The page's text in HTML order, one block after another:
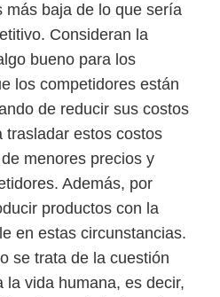
más baja de lo que sería
Consideran la
bueno para los
los competidores están
de reducir sus costos
trasladar estos costos
menores precios y
Además, por
productos con la
en estas circunstancias.
se trata de la cuestión
la vida humana, es decir,